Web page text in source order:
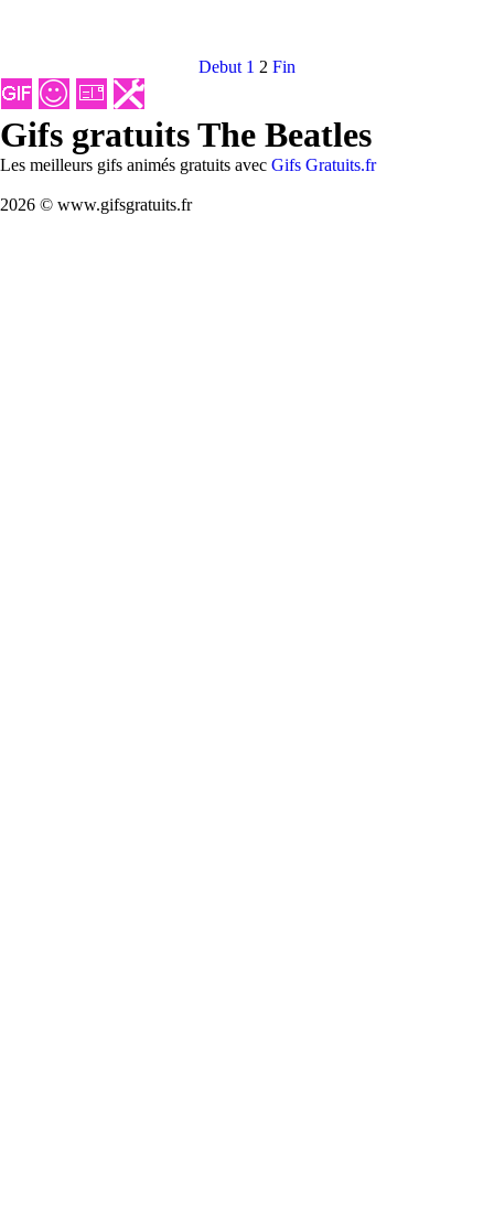
Debut 1 2 Fin
Gifs gratuits The Beatles
Les meilleurs gifs animés gratuits avec Gifs Gratuits.fr
2026 © www.gifsgratuits.fr